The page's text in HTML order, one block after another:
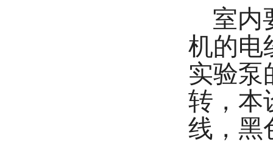
室内
机的电
实验泵
转，本
线，黑